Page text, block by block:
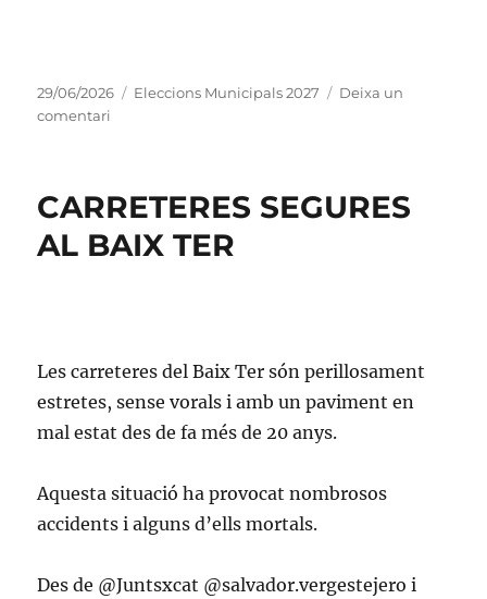
Publicat
el
29/06/2026 Categories
Eleccions Municipals 2027
Deixa un
comentari
TORROELLA
L’ESTARTIT
CARRETERES SEGURES
AL BAIX TER
Les carreteres del Baix Ter són perillosament
estretes, sense vorals i amb un paviment en
mal estat des de fa més de 20 anys.
Aquesta situació ha provocat nombrosos
accidents i alguns d’ells mortals.
Des de @Juntsxcat @salvador.vergestejero i